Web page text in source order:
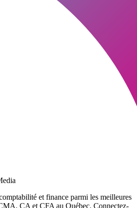
et finance parmi les meilleures
CA et CFA au Québec. Connectez-